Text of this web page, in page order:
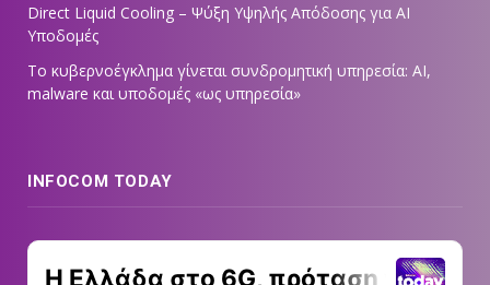
Direct Liquid Cooling – Ψύξη Υψηλής Απόδοσης για AI
Υποδομές
Το κυβερνοέγκλημα γίνεται συνδρομητική υπηρεσία: AI,
malware και υποδομές «ως υπηρεσία»
INFOCOM TODAY